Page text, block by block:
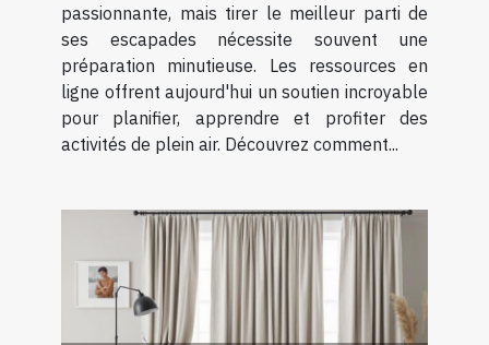
passionnante, mais tirer le meilleur parti de
ses escapades nécessite souvent une
préparation minutieuse. Les ressources en
ligne offrent aujourd'hui un soutien incroyable
pour planifier, apprendre et profiter des
activités de plein air. Découvrez comment...